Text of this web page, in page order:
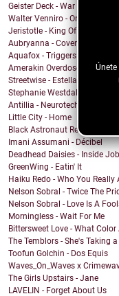
Geister Deck - War
Walter Venniro - Once Again
Jeristotle - King Of The Jungle
Aubryanna - CoverGirl
Aquafox - Triggers
Amerakin Overdose -
Streetwise - Estella
Stephanie Westdal - Sha
Antillia - Neurotech
Little City - Home
Black Astronaut Records -
Imani Assumani - Décibel
Deadhead Daisies - Inside Job
GreenWing - Eatin' It
Haiku Redo - Who You Really
Nelson Sobral - Twice The
Nelson Sobral - Love Is A
Morningless - Wait For Me
Bittersweet Love - What Color
The Temblors - She's Taking
Toofun Golchin - Dos Equis
Waves_On_Waves x
The Girls Upstairs - Jane
LAVELIN - Forget About Us